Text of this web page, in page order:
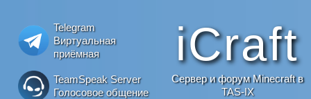
Telegram
Виртуальная
приёмная
TeamSpeak Server
Голосовое общение
iCraft
Сервер и форум Minecraft в
TAS-IX